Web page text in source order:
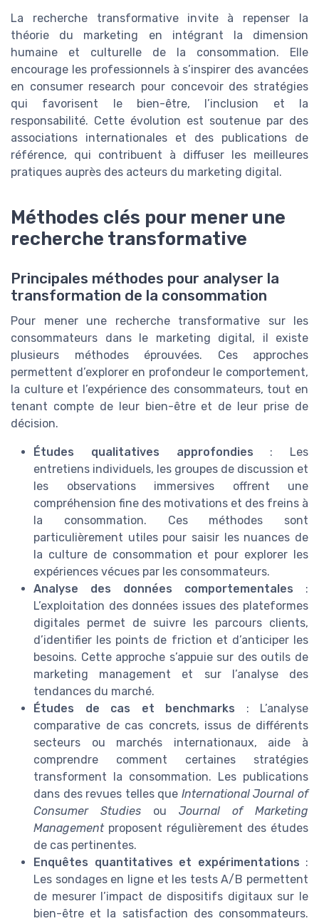
La recherche transformative invite à repenser la
théorie du marketing en intégrant la dimension
humaine et culturelle de la consommation. Elle
encourage les professionnels à s’inspirer des avancées
en consumer research pour concevoir des stratégies
qui favorisent le bien-être, l’inclusion et la
responsabilité. Cette évolution est soutenue par des
associations internationales et des publications de
référence, qui contribuent à diffuser les meilleures
pratiques auprès des acteurs du marketing digital.
Méthodes clés pour mener une
recherche transformative
Principales méthodes pour analyser la
transformation de la consommation
Pour mener une recherche transformative sur les
consommateurs dans le marketing digital, il existe
plusieurs méthodes éprouvées. Ces approches
permettent d’explorer en profondeur le comportement,
la culture et l’expérience des consommateurs, tout en
tenant compte de leur bien-être et de leur prise de
décision.
Études qualitatives approfondies : Les
entretiens individuels, les groupes de discussion et
les observations immersives offrent une
compréhension fine des motivations et des freins à
la consommation. Ces méthodes sont
particulièrement utiles pour saisir les nuances de
la culture de consommation et pour explorer les
expériences vécues par les consommateurs.
Analyse des données comportementales :
L’exploitation des données issues des plateformes
digitales permet de suivre les parcours clients,
d’identifier les points de friction et d’anticiper les
besoins. Cette approche s’appuie sur des outils de
marketing management et sur l’analyse des
tendances du marché.
Études de cas et benchmarks : L’analyse
comparative de cas concrets, issus de différents
secteurs ou marchés internationaux, aide à
comprendre comment certaines stratégies
transforment la consommation. Les publications
dans des revues telles que International Journal of
Consumer Studies ou Journal of Marketing
Managementproposent régulièrement des études
de cas pertinentes.
Enquêtes quantitatives et expérimentations :
Les sondages en ligne et les tests A/B permettent
de mesurer l’impact de dispositifs digitaux sur le
bien-être et la satisfaction des consommateurs.